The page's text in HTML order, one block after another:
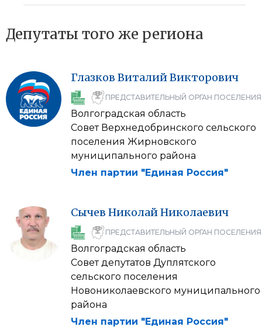
Депутаты того же региона
Глазков ВиталийВикторович
ПРЕДСТАВИТЕЛЬНЫЙ ОРГАН ПОСЕЛЕНИЯ
Волгоградская область
Совет Верхнедобринского сельского
поселения Жирновского
муниципального района
Член партии "Единая Россия"
Сычев НиколайНиколаевич
ПРЕДСТАВИТЕЛЬНЫЙ ОРГАН ПОСЕЛЕНИЯ
Волгоградская область
Совет депутатов Дуплятского
сельского поселения
Новониколаевского муниципального
района
Член партии "Единая Россия"